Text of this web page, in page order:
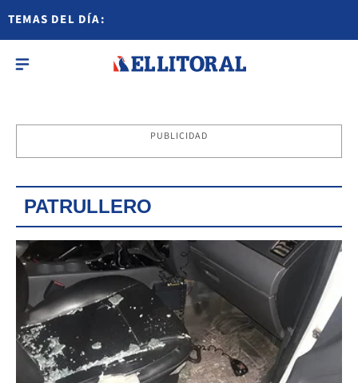
TEMAS DEL DÍA:
PUBLICIDAD
PATRULLERO